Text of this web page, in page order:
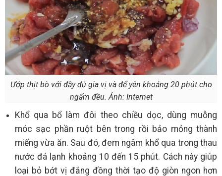
Ướp thịt bò với đầy đủ gia vị và để yên khoảng 20 phút cho
ngấm đều. Ảnh: Internet
Khổ qua bổ làm đôi theo chiều dọc, dùng muỗng
móc sạc phần ruột bên trong rồi bảo mỏng thành
miếng vừa ăn. Sau đó, đem ngâm khổ qua trong thau
nước đá lạnh khoảng 10 đến 15 phút. Cách này giúp
loại bỏ bớt vị đắng đồng thời tạo độ giòn ngon hơn